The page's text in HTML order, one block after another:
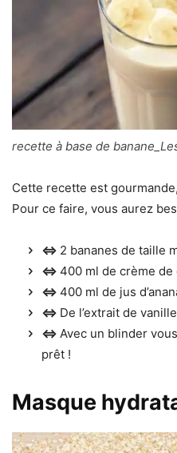
recette à base de
Cette recette est
Pour ce faire, vous aurez
⇔ 2 bananes de taille
⇔ 400 ml de crème de
⇔ 400 ml de jus
⇔ De l’extrait de vanille
⇔ Avec un blinder
prêt !
Masque